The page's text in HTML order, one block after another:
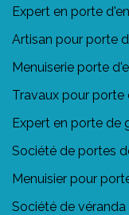
Expert en porte
Artisan pour porte
Menuiserie porte
Travaux pour porte
Expert en porte de
Société de portes
Menuisier pour
Société de véranda